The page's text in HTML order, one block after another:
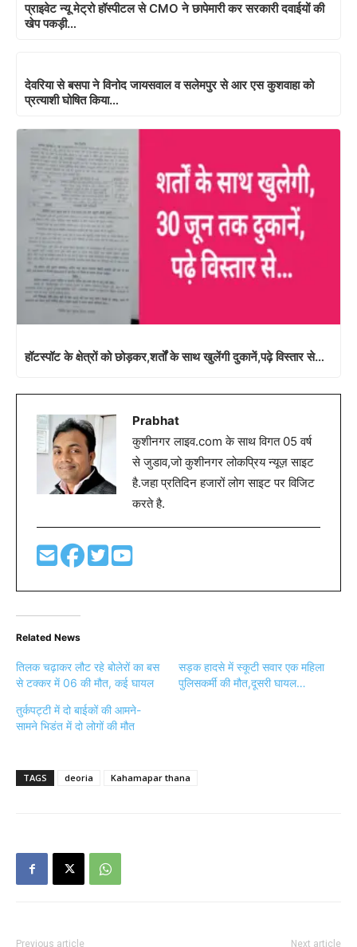
प्राइवेट न्यू मेट्रो हॉस्पीटल से CMO ने छापेमारी कर सरकारी दवाईयों की
खेप पकड़ी…
देवरिया से बसपा ने विनोद जायसवाल व सलेमपुर से आर एस कुशवाहा को
प्रत्याशी घोषित किया…
हॉटस्पॉट के क्षेत्रों को छोड़कर,शर्तों के साथ खुलेंगी दुकानें,पढ़े विस्तार से…
Prabhat
कुशीनगर लाइव.com के साथ विगत 05 वर्ष
से जुडाव,जो कुशीनगर लोकप्रिय न्यूज़ साइट
है.जहा प्रतिदिन हजारों लोग साइट पर विजिट
करते है.
Related News
तिलक चढ़ाकर लौट रहे बोलेरों का बस
से टक्कर में 06 की मौत, कई घायल
सड़क हादसे में स्कूटी सवार एक महिला
पुलिसकर्मी की मौत,दूसरी घायल…
तुर्कपट्टी में दो बाईकों की आमने-
सामने भिडंत में दो लोगों की मौत
TAGS deoria Kahamapar thana
Previous article Next article